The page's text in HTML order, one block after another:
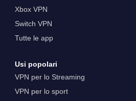
Xbox VPN
Switch VPN
Tutte le app
Usi popolari
VPN per lo Streaming
VPN per lo sport